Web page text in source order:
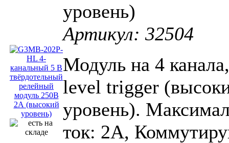
уровень)
Артикул: 32504
Модуль на 4
level trigger
уровень).
ток: 2А,